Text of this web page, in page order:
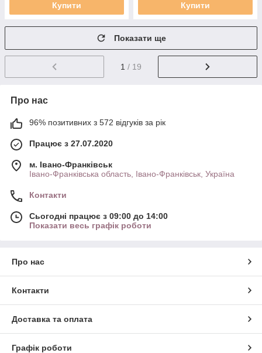
Купити Купити
Показати ще
1 / 19
Про нас
96% позитивних з 572 відгуків за рік
Працює з 27.07.2020
м. Івано-Франківськ
Івано-Франківська область, Івано-Франківськ, Україна
Контакти
Сьогодні працює з 09:00 до 14:00
Показати весь графік роботи
Про нас
Контакти
Доставка та оплата
Графік роботи